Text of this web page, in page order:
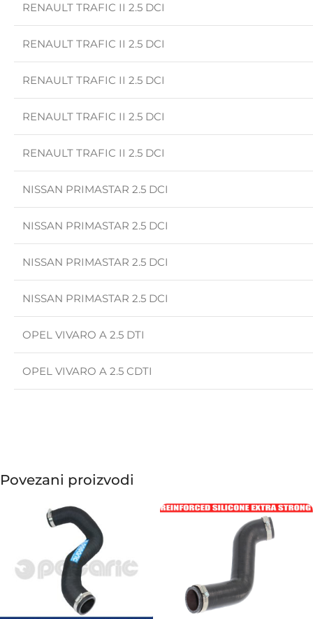
RENAULT TRAFIC II 2.5 DCI
RENAULT TRAFIC II 2.5 DCI
RENAULT TRAFIC II 2.5 DCI
RENAULT TRAFIC II 2.5 DCI
RENAULT TRAFIC II 2.5 DCI
NISSAN PRIMASTAR 2.5 DCI
NISSAN PRIMASTAR 2.5 DCI
NISSAN PRIMASTAR 2.5 DCI
NISSAN PRIMASTAR 2.5 DCI
OPEL VIVARO A 2.5 DTI
OPEL VIVARO A 2.5 CDTI
Povezani proizvodi